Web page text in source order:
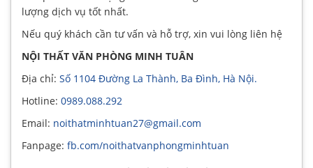
lượng dịch vụ tốt nhất.
Nếu quý khách cần tư vấn và hỗ trợ, xin vui lòng liên hệ
NỘI THẤT VĂN PHÒNG MINH TUÂN
Địa chỉ: Số 1104 Đường La Thành, Ba Đình, Hà Nội.
Hotline: 0989.088.292
Email: noithatminhtuan27@gmail.com
Fanpage: fb.com/noithatvanphongminhtuan